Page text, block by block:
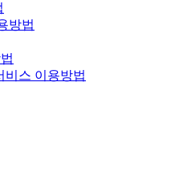
방법
비스 이용방법